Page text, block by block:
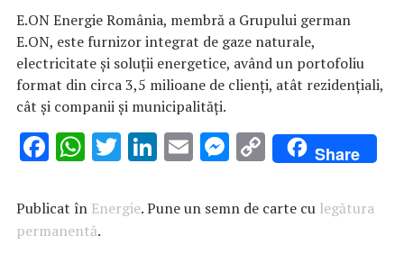
E.ON Energie România, membră a Grupului german
E.ON, este furnizor integrat de gaze naturale,
electricitate şi soluţii energetice, având un portofoliu
format din circa 3,5 milioane de clienţi, atât rezidenţiali,
cât şi companii şi municipalităţi.
F
e
b
W
at
s
T
it
Li
k
E
ai
M
se
C
o
p
Share
Publicat în Energie. Pune un semn de carte cu legătura
permanentă.